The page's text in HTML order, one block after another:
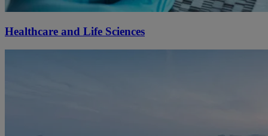
Healthcare and Life Sciences